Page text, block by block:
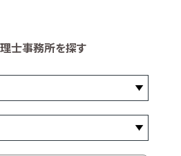
士事務所を探す